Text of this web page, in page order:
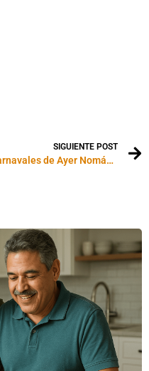
SIGUIENTE POST
Carnavales de Ayer Nomás. Parte 2